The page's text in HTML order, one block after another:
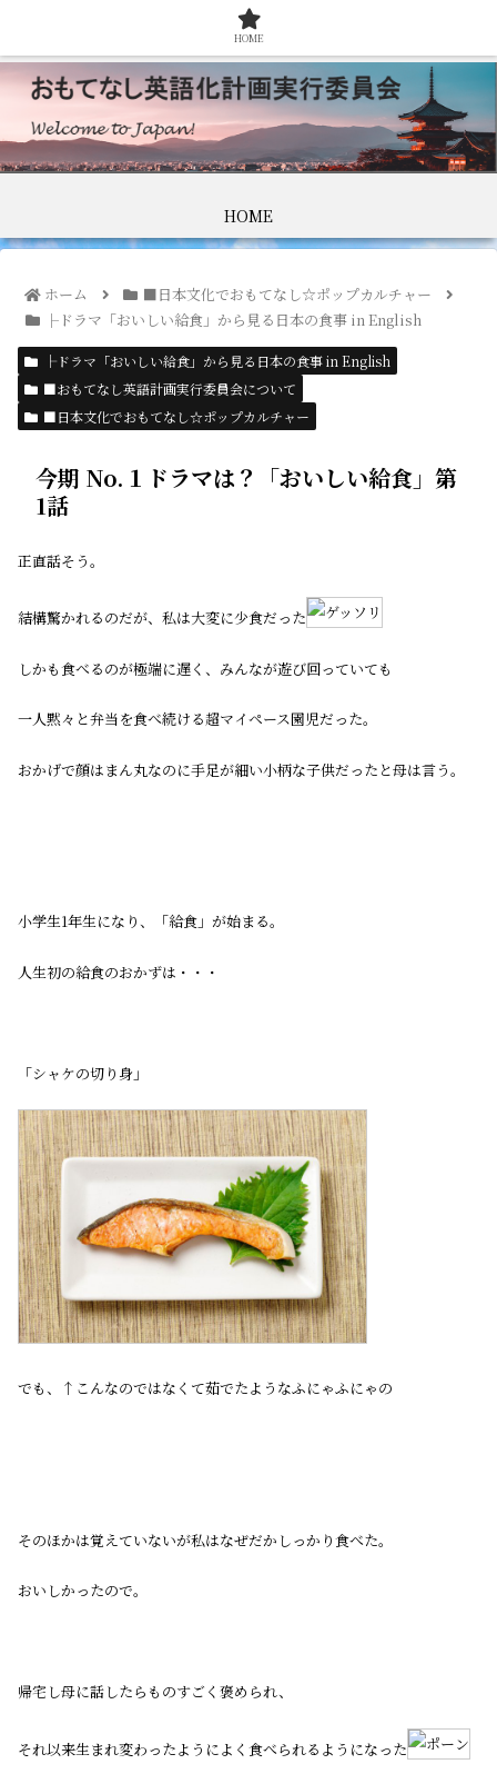
HOME
ホーム
■日本文化でおもてなし☆ポップカルチャー
├ドラマ「おいしい給食」から見る日本の食事 in English
├ドラマ「おいしい給食」から見る日本の食事 in English
■おもてなし英語計画実行委員会について
■日本文化でおもてなし☆ポップカルチャー
今期 No.１ドラマは？「おいしい給食」第
1話
正直話そう。
結構驚かれるのだが、私は大変に少食だった
しかも食べるのが極端に遅く、みんなが遊び回っていても
一人黙々と弁当を食べ続ける超マイペース園児だった。
おかげで顔はまん丸なのに手足が細い小柄な子供だったと母は言う。
小学生1年生になり、「給食」が始まる。
人生初の給食のおかずは・・・
「シャケの切り身」
でも、↑こんなのではなくて茹でたようなふにゃふにゃの
そのほかは覚えていないが私はなぜだかしっかり食べた。
おいしかったので。
帰宅し母に話したらものすごく褒められ、
それ以来生まれ変わったようによく食べられるようになった
HOME